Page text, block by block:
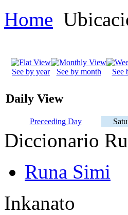
Home
See by year See by month See
Daily View
Preceeding Day
Diccionario
Runa Simi
Inkanato